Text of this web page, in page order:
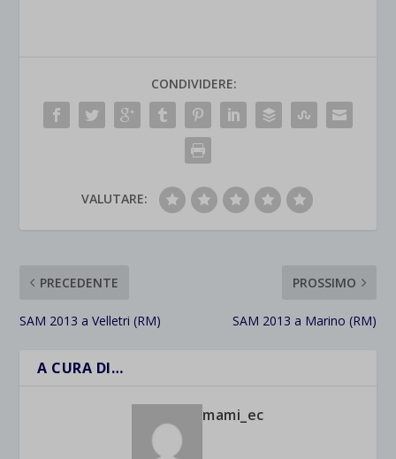
CONDIVIDERE:
VALUTARE:
PRECEDENTE
SAM 2013 a Velletri (RM)
PROSSIMO
SAM 2013 a Marino (RM)
A CURA DI…
mami_ec